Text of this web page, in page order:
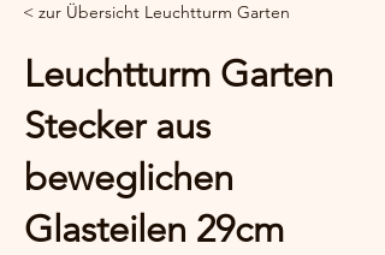
< zur Übersicht Leuchtturm Garten
Leuchtturm Garten
Stecker aus
beweglichen
Glasteilen 29cm